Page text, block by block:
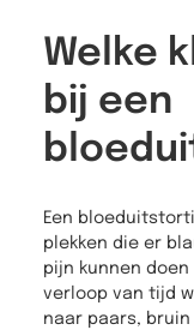
Welke
bij een
Een
plekken die er
pijn kunnen
verloop van tijd
naar paars,